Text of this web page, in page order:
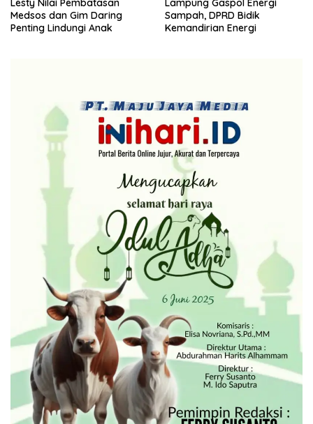
Lesty Nilai Pembatasan
Medsos dan Gim Daring
Penting Lindungi Anak
Lampung Gaspol Energi
Sampah, DPRD Bidik
Kemandirian Energi